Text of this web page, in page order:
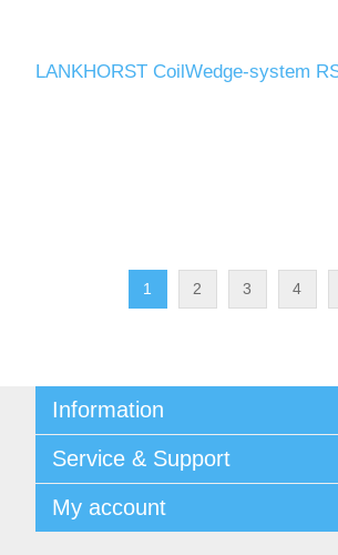
LANKHORST CoilWedge-system
1 2 3 4
Information
Shipping & returns
Integritetspolicy
Terms & Conditions
Begner System / iba Nordic
Service & Support
Leverantörslista
My account